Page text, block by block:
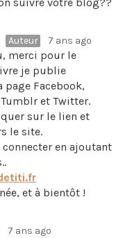
Auteur 7 ans ago
merci pour le
je publie
Facebook,
et Twitter.
sur le lien et
le site.
en ajoutant
et à bientôt !
7 ans ago